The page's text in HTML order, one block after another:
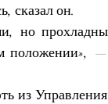
сказал он.
но
положении»,
из